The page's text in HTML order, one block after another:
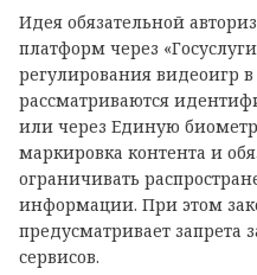
Идея обязательной
платформ через
регулирования видеоигр
рассматриваются
или через Единую
маркировка контента и
ограничивать
информации. При этом
предусматривает запрета
сервисов.